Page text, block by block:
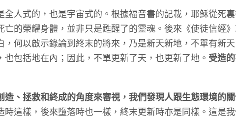
式的，也是宇宙式的。根據福音書的記載，耶穌從死裏
亡的榮耀身體，並非只是甦醒了的靈魂。後來《使徒信經
，何以啟示錄論到終末的將來，乃是新天新地，不單有新
也包括地在內；因此，不單更新了天，也更新了地。 受造
造、拯救和終成的角度來審視，我們發現人跟生態環境的關
時這樣，後來墮落時也一樣，終末更新時亦是同樣。這是